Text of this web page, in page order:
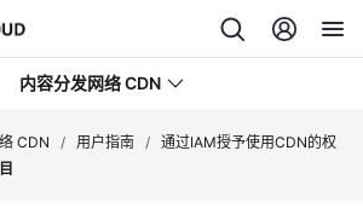
内容分发网络 CDN
CDN / 用户指南 / 通过IAM授予使用CDN的权